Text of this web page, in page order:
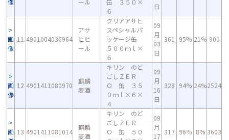
像
ール
缶 ３５０×
６
日
画
像
11 4901004036964
アサ
ヒビ
ール
クリアアサヒ
スペシャルパ
ッケージ缶
５００ｍｌ×
６
09
月
03
日
361 95% 21% 900
画
像
12 4901411080970
麒麟
麦酒
キリン のど
ごしＺＥＲ
Ｏ 缶 ３５
０ｍｌ×６×
４
09
月
16
日
328 94% 24%2524
画 13 4901411081014
麒麟
麦酒
キリン のど
ごしＺＥＲ
Ｏ 缶 ５０
09
月
17
317 96% 8% 3603